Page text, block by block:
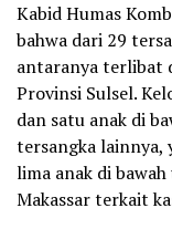
Kabid Humas
bahwa dari 29
antaranya terlibat
Provinsi Sulsel.
dan satu anak di
tersangka lainnya,
lima anak di
Makassar terkait